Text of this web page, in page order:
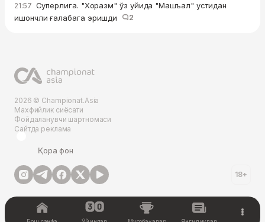
21:57 Суперлига. "Хоразм" ўз уйида "Машъал" устидан
ишончли ғалабага эришди
2
2026 © Championat.Asia
Махфийлик сиёсати
Фойдаланувчи шартномаси
Сайтда реклама
Қора фон
18+